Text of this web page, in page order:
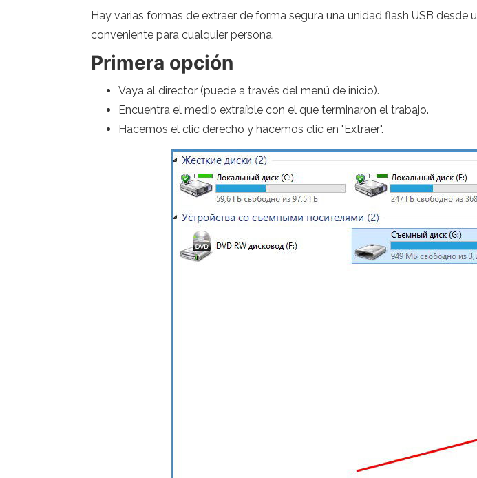
Hay varias formas de extraer de forma segura una unidad flash USB
conveniente para cualquier persona.
Primera opción
Vaya al director (puede a través del menú de inicio).
Encuentra el medio extraíble con el que terminaron el trabajo.
Hacemos el clic derecho y hacemos clic en "Extraer".